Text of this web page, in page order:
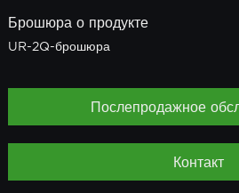
Послепродажное
Контакт
Брошюра о продукте
UR-2Q-брошюра